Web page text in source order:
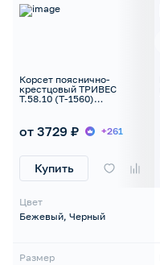
Корсет пояснично-
крестцовый ТРИВЕС
Т.58.10 (Т-1560)
от 3729 ₽ +261
Купить
Цвет
Бежевый, Черный
Размер